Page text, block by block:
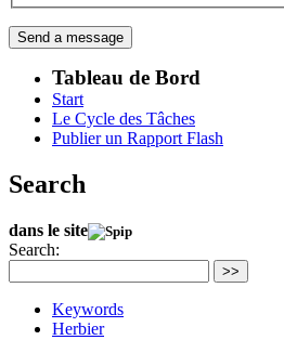
Tableau de Bord
Start
Le Cycle des Tâches
Publier un Rapport Flash
Search
dans le site
Search:
>>
Keywords
Herbier